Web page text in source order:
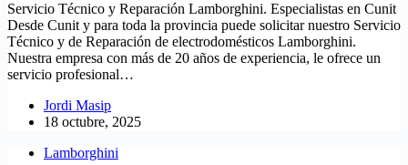
Servicio Técnico y Reparación Lamborghini. Especialistas en Cunit
Desde Cunit y para toda la provincia puede solicitar nuestro Servicio
Técnico y de Reparación de electrodomésticos Lamborghini.
Nuestra empresa con más de 20 años de experiencia, le ofrece un
servicio profesional…
Jordi Masip
18 octubre, 2025
Lamborghini